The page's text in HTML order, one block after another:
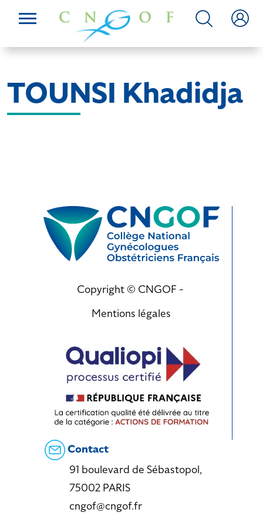
TOUNSI Khadidja
Copyright © CNGOF -
Mentions légales
Contact
91 boulevard de Sébastopol,
75002 PARIS
cngof@cngof.fr